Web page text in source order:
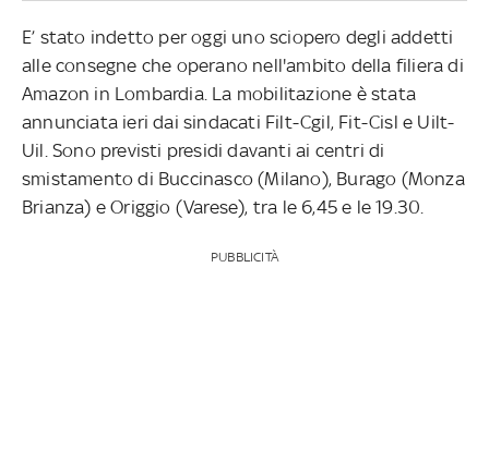
E’ stato indetto per oggi uno sciopero degli addetti
alle consegne che operano nell'ambito della filiera di
Amazon in Lombardia. La mobilitazione è stata
annunciata ieri dai sindacati Filt-Cgil, Fit-Cisl e Uilt-
Uil. Sono previsti presidi davanti ai centri di
smistamento di Buccinasco (Milano), Burago (Monza
Brianza) e Origgio (Varese), tra le 6,45 e le 19.30.
PUBBLICITÀ